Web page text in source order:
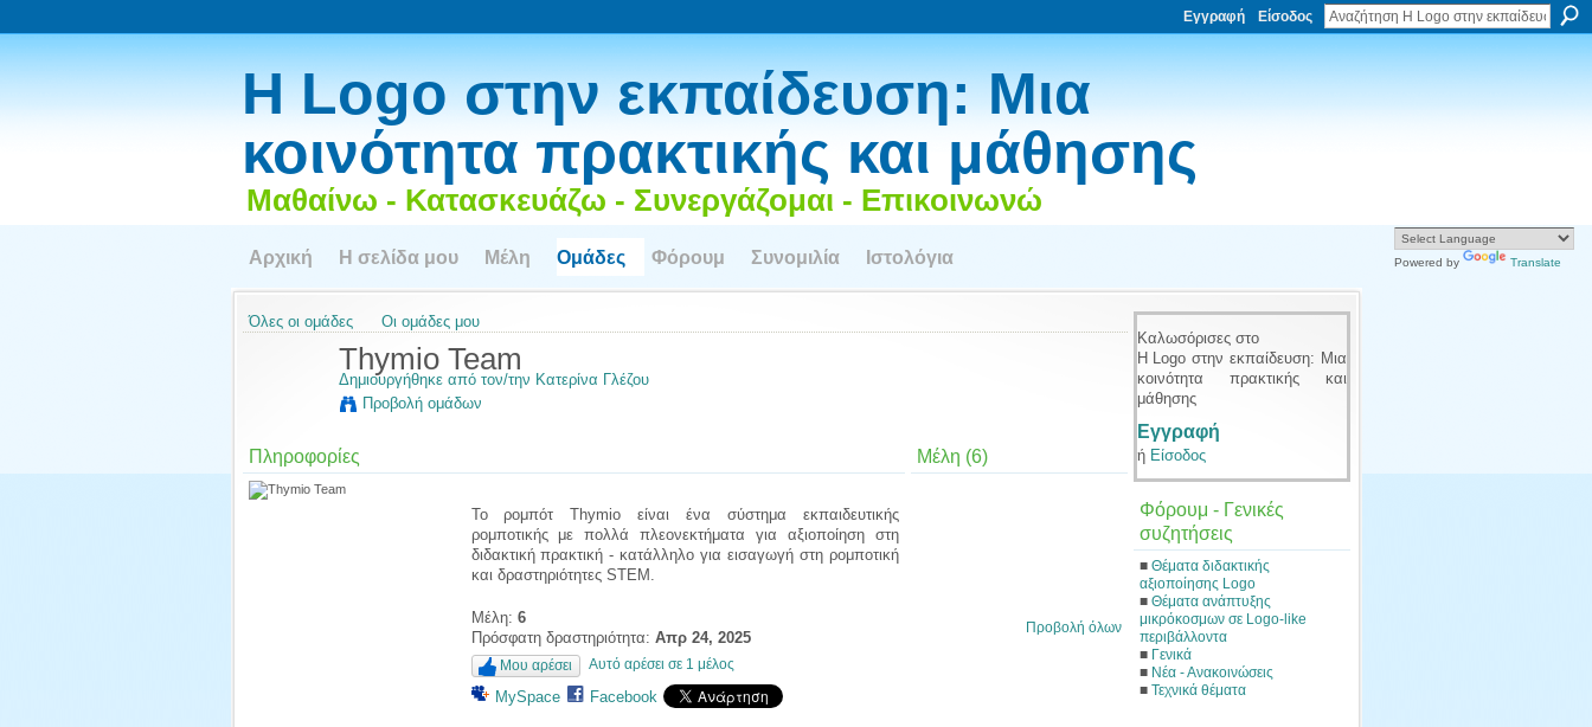
Εγγραφή Είσοδος
Η Logo στην εκπαίδευση: Μια
κοινότητα πρακτικής και μάθησης
Μαθαίνω - Κατασκευάζω - Συνεργάζομαι - Επικοινωνώ
Αρχική Η σελίδα μου Μέλη Ομάδες Φόρουμ Συνομιλία Ιστολόγια
Όλες οι ομάδες Οι ομάδες μου
Thymio Team
Δημιουργήθηκε από τον/την Κατερίνα Γλέζου
Προβολή ομάδων
Πληροφορίες
Το ρομπότ Thymio είναι ένα σύστημα εκπαιδευτικής
ρομποτικής με πολλά πλεονεκτήματα για αξιοποίηση στη
διδακτική πρακτική - κατάλληλο για εισαγωγή στη ρομποτική
και δραστηριότητες STEM.
Μέλη: 6
Πρόσφατη δραστηριότητα: Απρ 24, 2025
Μου αρέσει Αυτό αρέσει σε 1 μέλος
MySpace Facebook
Μέλη (6)
Προβολή όλων
Καλωσόρισες στο
Η Logo στην εκπαίδευση: Μια
κοινότητα πρακτικής και
μάθησης
Εγγραφή
ή Είσοδος
Φόρουμ - Γενικές
συζητήσεις
■ Θέματα διδακτικής
αξιοποίησης Logo
■ Θέματα ανάπτυξης
μικρόκοσμων σε Logo-like
περιβάλλοντα
■ Γενικά
■ Νέα - Ανακοινώσεις
■ Τεχνικά θέματα
Powered by Translate